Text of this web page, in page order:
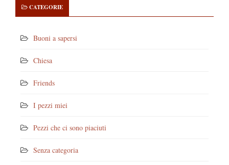
CATEGORIE
Buoni a sapersi
Chiesa
Friends
I pezzi miei
Pezzi che ci sono piaciuti
Senza categoria